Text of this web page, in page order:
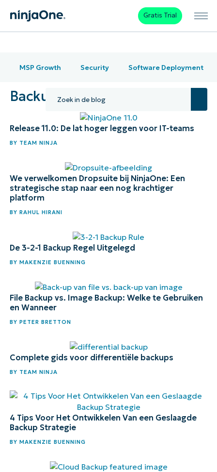
Gratis Trial
MSP Growth Security Software Deployment
Backup
Release 11.0: De lat hoger leggen voor IT-teams
BY TEAM NINJA
We verwelkomen Dropsuite bij NinjaOne: Een
strategische stap naar een nog krachtiger
platform
BY RAHUL HIRANI
De 3-2-1 Backup Regel Uitgelegd
BY MAKENZIE BUENNING
File Backup vs. Image Backup: Welke te Gebruiken
en Wanneer
BY PETER BRETTON
Complete gids voor differentiële backups
BY TEAM NINJA
4 Tips Voor Het Ontwikkelen Van een Geslaagde
Backup Strategie
BY MAKENZIE BUENNING